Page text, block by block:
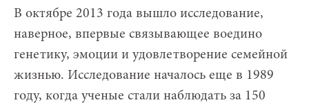
В октябре 2013 года вышло исследование,
наверное, впервые связывающее воедино
генетику, эмоции и удовлетворение семейной
жизнью. Исследование началось еще в 1989
году, когда ученые стали наблюдать за 150